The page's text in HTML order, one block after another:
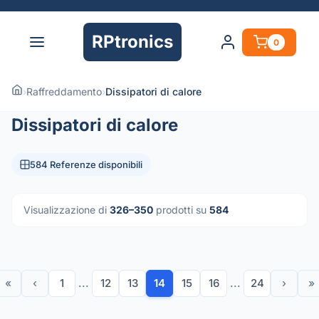
RPtronics 0
›Raffreddamento›Dissipatori di calore
Dissipatori di calore
584 Referenze disponibili
Visualizzazione di 326–350 prodotti su 584
« ‹ 1 ... 12 13 14 15 16 ... 24 › »